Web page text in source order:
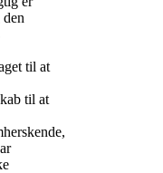
til at
til at